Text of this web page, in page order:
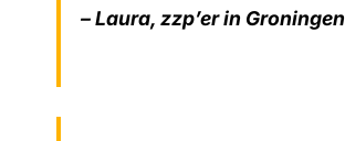
– Laura, zzp’er in Groningen